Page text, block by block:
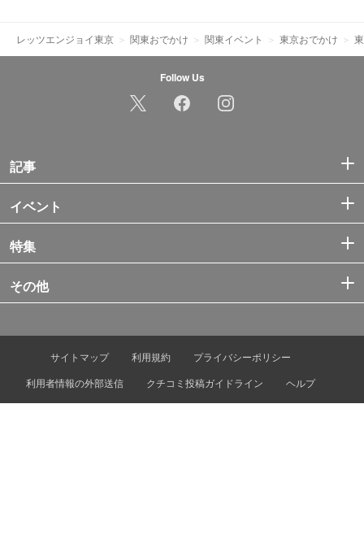
レッツエンジョイ東京 関東おでかけ 関東イベント 東京おでかけ
Follow Us
記事
イベント
特集
その他
サイトマップ 利用規約
プライバシーポリシー
利用者情報の外部送信
クチコミ投稿ガイドライン
ヘルプ